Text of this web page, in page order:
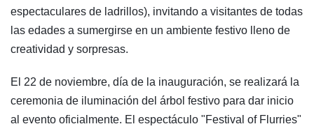
espectaculares de ladrillos), invitando a visitantes de todas
las edades a sumergirse en un ambiente festivo lleno de
creatividad y sorpresas.
El 22 de noviembre, día de la inauguración, se realizará la
ceremonia de iluminación del árbol festivo para dar inicio
al evento oficialmente. El espectáculo "Festival of Flurries"